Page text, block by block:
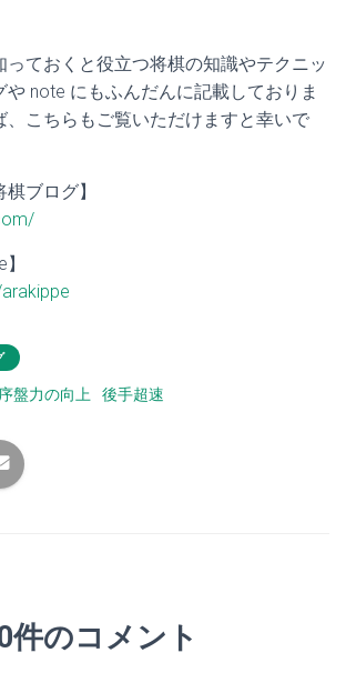
っておくと役立つ将棋の知識やテクニッ
や note にもふんだんに記載しておりま
、こちらもご覧いただけますと幸いで
棋ブログ】
序盤力の向上 後手超速
件のコメント